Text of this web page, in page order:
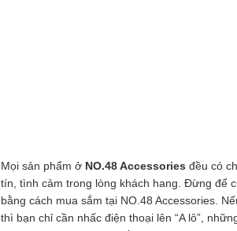
Mọi sản phẩm ở NO.48 Accessories đều có
tín, tình cảm trong lòng khách hang. Đừng để
bằng cách mua sắm tại NO.48 Accessories.
thì bạn chỉ cần nhấc điện thoại lên “A lô”,